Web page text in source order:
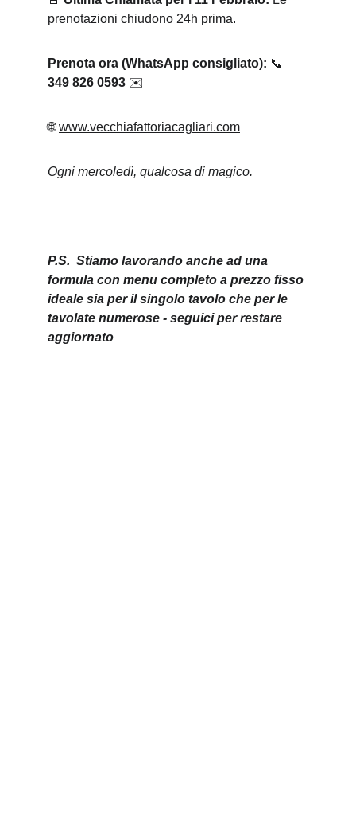
prenotazioni chiudono 24h prima.
Prenota ora (WhatsApp consigliato): 📞
349 826 0593 ✉️
🌐 www.vecchiafattoriacagliari.com
Ogni mercoledì, qualcosa di magico.
P.S.  Stiamo lavorando anche ad una
formula con menu completo a prezzo fisso
ideale sia per il singolo tavolo che per le
tavolate numerose - seguici per restare
aggiornato